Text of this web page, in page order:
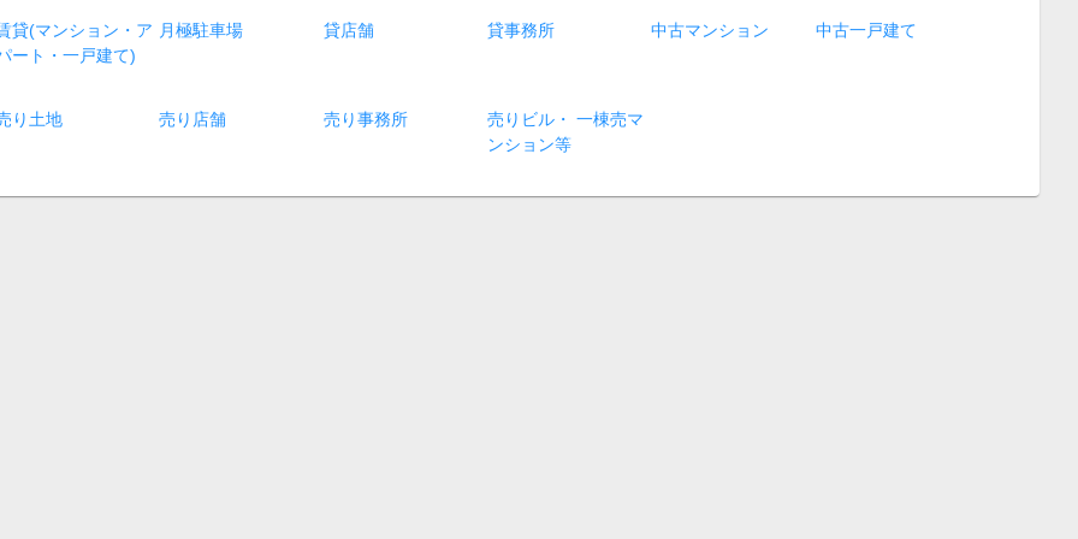
貸(マンション・ア
ート・一戸建て)
月極駐車場 貸店舗 貸事務所 中古マンション 中古一戸建て
り土地 売り店舗 売り事務所
売りビル・ 一棟売マ
ンション等